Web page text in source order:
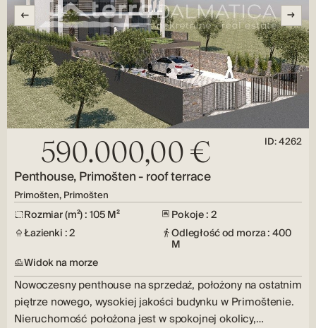
590.000,00 € ID: 4262
Penthouse, Primošten - roof terrace
Primošten, Primošten
Rozmiar (m²) : 105 M²
Pokoje : 2
Łazienki : 2
Odległość od morza : 400
M
Widok na morze
Nowoczesny penthouse na sprzedaż, położony na ostatnim
piętrze nowego, wysokiej jakości budynku w Primoštenie.
Nieruchomość położona jest w spokojnej okolicy,…